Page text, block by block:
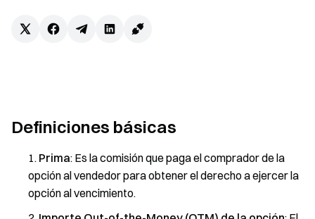
Definiciones básicas
Prima: Es la comisión que paga el comprador de la
opción al vendedor para obtener el derecho a ejercer la
opción al vencimiento.